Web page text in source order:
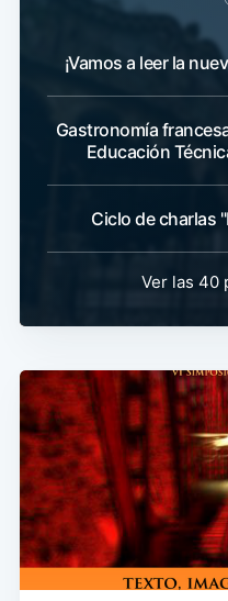
¡Vamos a leer la
Gastronomía
Educación
Ciclo de charlas
Ver las 40